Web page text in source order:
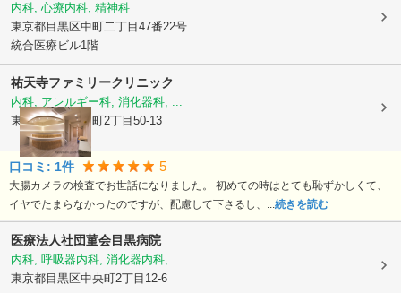
内科, 心療内科, 精神科
東京都目黒区中町二丁目47番22号
統合医療ビル1階
祐天寺ファミリークリニック
内科, アレルギー科, 消化器科, ...
東京都目黒区 中町2丁目50-13
口コミ: 1件 5
大腸カメラの検査でお世話になりました。 初めての時はとても恥ずかしくて、
イヤでたまらなかったのですが、配慮して下さるし、...続きを読む
医療法人社団菫会目黒病院
内科, 呼吸器内科, 消化器内科, ...
東京都目黒区中央町2丁目12-6